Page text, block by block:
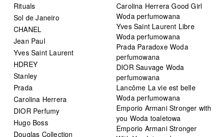
Rituals
Sol de Janeiro
CHANEL
Jean Paul
Yves Saint Laurent
HDREY
Stanley
Prada
Carolina Herrera
DIOR Perfumy
Hugo Boss
Douglas Collection
Carolina Herrera Good Girl
Woda perfumowana
Yves Saint Laurent Libre
Woda perfumowana
Prada Paradoxe Woda
perfumowana
DIOR Sauvage Woda
perfumowana
Lancôme La vie est belle
Woda perfumowana
Emporio Armani Stronger with
you Woda toaletowa
Emporio Armani Stronger